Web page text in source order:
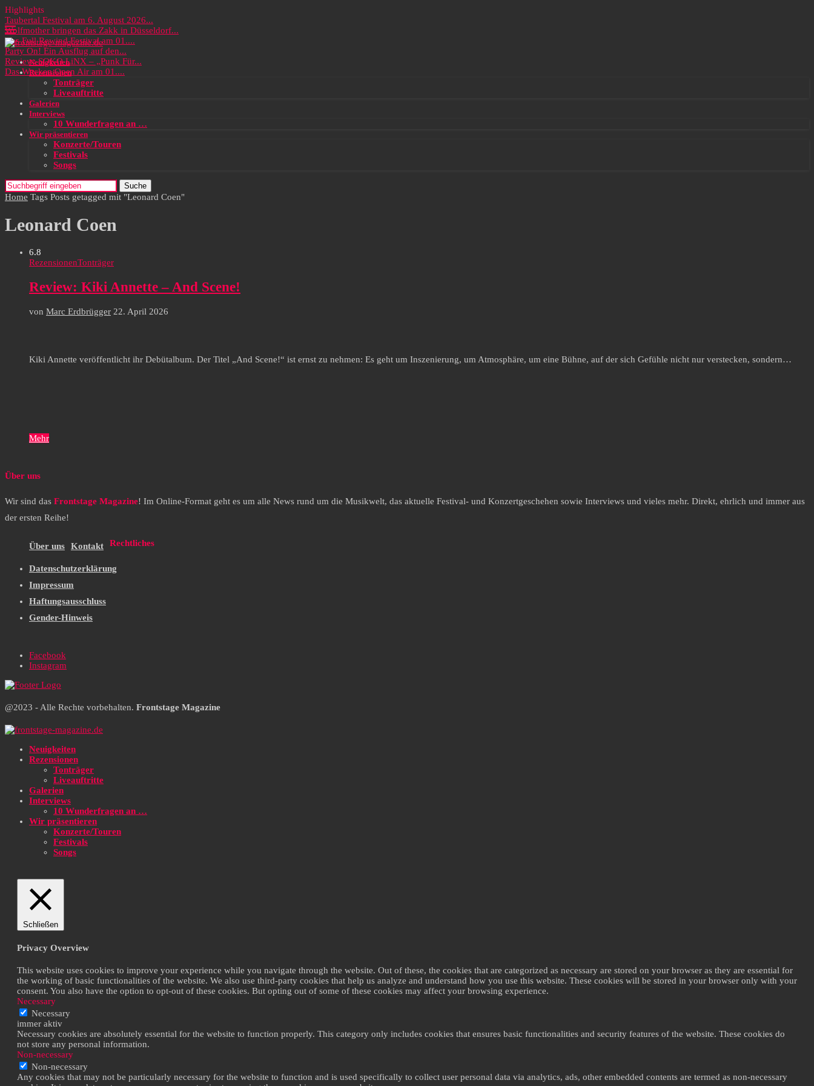
Highlights
Taubertal Festival am 6. August 2026...
Wolfmother bringen das Zakk in Düsseldorf...
Das Full Rewind Festival am 01....
Party On! Ein Ausflug auf den...
Review: SOKO LiNX – „Punk Für...
Das Wacken Open Air am 01....
Neuigkeiten
Rezensionen
Tonträger
Liveauftritte
Galerien
Interviews
10 Wunderfragen an …
Wir präsentieren
Konzerte/Touren
Festivals
Songs
Suche
Home Tags Posts getagged mit "Leonard Coen"
Leonard Coen
6.8
RezensionenTonträger
Review: Kiki Annette – And Scene!
von Marc Erdbrügger 22. April 2026
Kiki Annette veröffentlicht ihr Debütalbum. Der Titel „And Scene!“ ist ernst zu nehmen: Es geht um Inszenierung, um Atmosphäre, um eine Bühne, auf der sich Gefühle nicht nur verstecken, sondern…
Mehr
Über uns
Wir sind das Frontstage Magazine! Im Online-Format geht es um alle News rund um die Musikwelt, das aktuelle Festival- und Konzertgeschehen sowie Interviews und vieles mehr. Direkt, ehrlich und immer aus
der ersten Reihe!
Über uns Kontakt Rechtliches
Datenschutzerklärung
Impressum
Haftungsausschluss
Gender-Hinweis
Facebook
Instagram
@2023 - Alle Rechte vorbehalten. Frontstage Magazine
Neuigkeiten
Rezensionen
Tonträger
Liveauftritte
Galerien
Interviews
10 Wunderfragen an …
Wir präsentieren
Konzerte/Touren
Festivals
Songs
Schließen
Privacy Overview
This website uses cookies to improve your experience while you navigate through the website. Out of these, the cookies that are categorized as necessary are stored on your browser as they are essential for
the working of basic functionalities of the website. We also use third-party cookies that help us analyze and understand how you use this website. These cookies will be stored in your browser only with your
consent. You also have the option to opt-out of these cookies. But opting out of some of these cookies may affect your browsing experience.
Necessary
Necessary
immer aktiv
Necessary cookies are absolutely essential for the website to function properly. This category only includes cookies that ensures basic functionalities and security features of the website. These cookies do
not store any personal information.
Non-necessary
Non-necessary
Any cookies that may not be particularly necessary for the website to function and is used specifically to collect user personal data via analytics, ads, other embedded contents are termed as non-necessary